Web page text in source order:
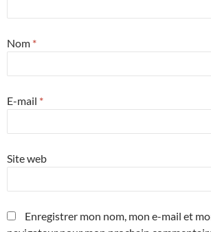
Nom *
E-mail *
Site web
Enregistrer mon nom, mon e-mail et